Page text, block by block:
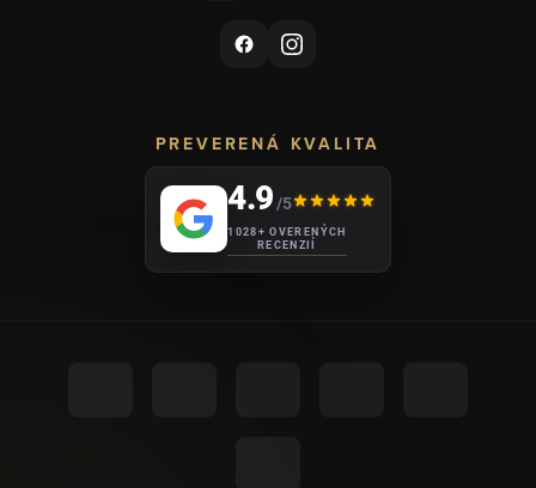
PREVERENÁ KVALITA
4.9/5
1028+ OVERENÝCH
RECENZIÍ